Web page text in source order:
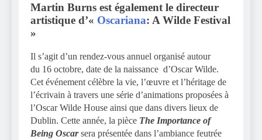
Martin Burns est également le directeur
artistique d’« Oscariana: A Wilde Festival
»
Il s’agit d’un rendez-vous annuel organisé autour
du 16 octobre, date de la naissance d’Oscar Wilde.
Cet événement célèbre la vie, l’œuvre et l’héritage de
l’écrivain à travers une série d’animations proposées à
l’Oscar Wilde House ainsi que dans divers lieux de
Dublin. Cette année, la pièce The Importance of
Being Oscar sera présentée dans l’ambiance feutrée